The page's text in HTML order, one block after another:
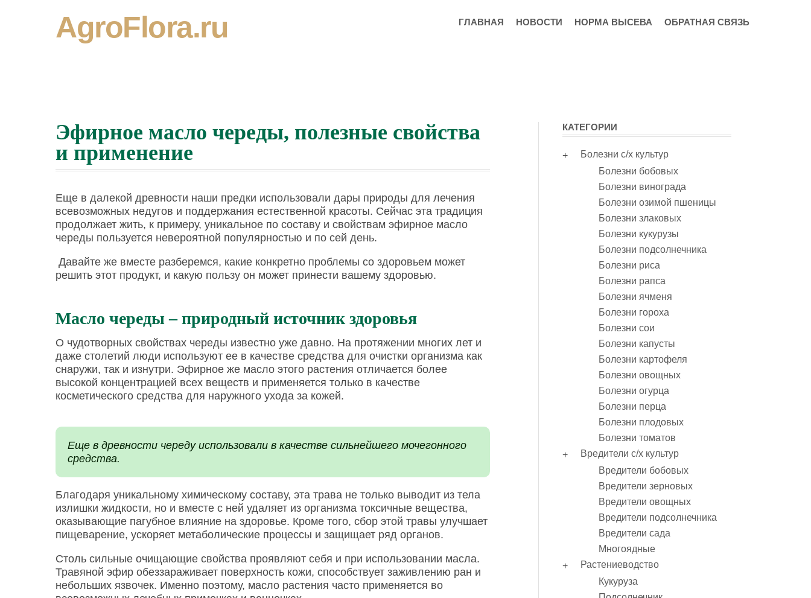
AgroFlora.ru ГЛАВНАЯ НОВОСТИ НОРМА ВЫСЕВА ОБРАТНАЯ СВЯЗЬ
Эфирное масло череды, полезные свойства
и применение
Еще в далекой древности наши предки использовали дары природы для лечения
всевозможных недугов и поддержания естественной красоты. Сейчас эта традиция
продолжает жить, к примеру, уникальное по составу и свойствам эфирное масло
череды пользуется невероятной популярностью и по сей день.
Давайте же вместе разберемся, какие конкретно проблемы со здоровьем может
решить этот продукт, и какую пользу он может принести вашему здоровью.
Масло череды – природный источник здоровья
О чудотворных свойствах череды известно уже давно. На протяжении многих лет и
даже столетий люди используют ее в качестве средства для очистки организма как
снаружи, так и изнутри. Эфирное же масло этого растения отличается более
высокой концентрацией всех веществ и применяется только в качестве
косметического средства для наружного ухода за кожей.
Еще в древности череду использовали в качестве сильнейшего мочегонного
средства.
Благодаря уникальному химическому составу, эта трава не только выводит из тела
излишки жидкости, но и вместе с ней удаляет из организма токсичные вещества,
оказывающие пагубное влияние на здоровье. Кроме того, сбор этой травы улучшает
пищеварение, ускоряет метаболические процессы и защищает ряд органов.
Столь сильные очищающие свойства проявляют себя и при использовании масла.
Травяной эфир обеззараживает поверхность кожи, способствует заживлению ран и
небольших язвочек. Именно поэтому, масло растения часто применяется во
КАТЕГОРИИ
Болезни с/х культур
Болезни бобовых
Болезни винограда
Болезни озимой пшеницы
Болезни злаковых
Болезни кукурузы
Болезни подсолнечника
Болезни риса
Болезни рапса
Болезни ячменя
Болезни гороха
Болезни сои
Болезни капусты
Болезни картофеля
Болезни овощных
Болезни огурца
Болезни перца
Болезни плодовых
Болезни томатов
Вредители с/х культур
Вредители бобовых
Вредители зерновых
Вредители овощных
Вредители подсолнечника
Вредители сада
Многоядные
Растениеводство
Кукуруза